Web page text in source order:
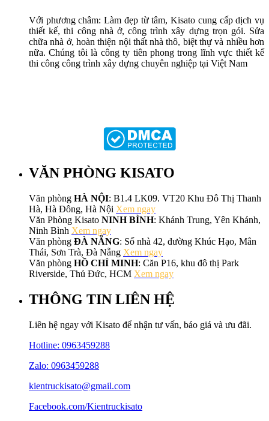
Với phương châm: Làm đẹp từ tâm, Kisato cung cấp dịch vụ
thiết kế, thi công nhà ở, công trình xây dựng trọn gói. Sửa
chữa nhà ở, hoàn thiện nội thất nhà thô, biệt thự và nhiều hơn
nữa. Chúng tôi là công ty tiên phong trong lĩnh vực thiết kế
thi công công trình xây dựng chuyên nghiệp tại Việt Nam
VĂN PHÒNG KISATO
Văn phòng HÀ NỘI: B1.4 LK09. VT20 Khu Đô Thị Thanh
Hà, Hà Đông, Hà Nội Xem ngay
Văn Phòng Kisato NINH BÌNH: Khánh Trung, Yên Khánh,
Ninh Bình Xem ngay
Văn phòng ĐÀ NẴNG: Số nhà 42, đường Khúc Hạo, Mân
Thái, Sơn Trà, Đà Nẵng Xem ngay
Văn phòng HỒ CHÍ MINH: Căn P16, khu đô thị Park
Riverside, Thủ Đức, HCM Xem ngay
THÔNG TIN LIÊN HỆ
Liên hệ ngay với Kisato để nhận tư vấn, báo giá và ưu đãi.
Hotline: 0963459288
Zalo: 0963459288
kientruckisato@gmail.com
Facebook.com/Kientruckisato